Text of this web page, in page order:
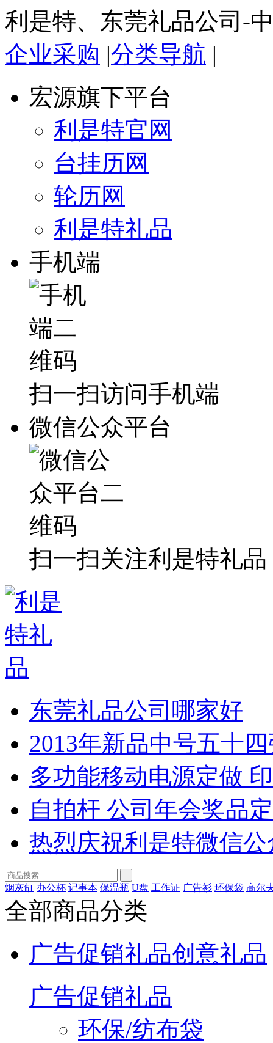
利是特、东莞礼品公司-
企业采购 |分类导航 |
宏源旗下平台
利是特官网
台挂历网
轮历网
利是特礼品
手机端
扫一扫访问手机端
微信公众平台
扫一扫关注利是特礼品
东莞礼品公司哪家好
2013年新品中号五十
多功能移动电源定做
自拍杆 公司年会奖品
热烈庆祝利是特微信
烟灰缸 办公杯 记事本 保温瓶 U盘 工作证 广告衫 环保袋 高尔
全部商品分类
广告促销礼品创意礼品
广告促销礼品
环保/纺布袋